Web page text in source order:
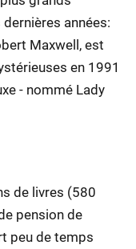
années:
Maxwell, est
en 1991
- nommé Lady
de livres (580
pension de
peu de temps